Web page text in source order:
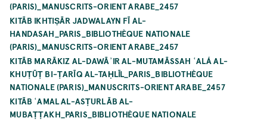
(PARIS)_MANUSCRITS-ORIENT ARABE_2457
KITĀB IKHTIṢĀR JADWALAYN FĪ AL-
HANDASAH_PARIS_BIBLIOTHÈQUE NATIONALE
(PARIS)_MANUSCRITS-ORIENT ARABE_2457
KITĀB MARĀKIZ AL-DAWĀʾIR AL-MUTAMĀSSAH ʿALÁ AL-
KHUṬŪṬ BI-ṬARĪQ AL-TAḤLĪL_PARIS_BIBLIOTHÈQUE
NATIONALE (PARIS)_MANUSCRITS-ORIENT ARABE_2457
KITĀB ʿAMAL AL-ASṬURLĀB AL-
MUBAṬṬAKH_PARIS_BIBLIOTHÈQUE NATIONALE